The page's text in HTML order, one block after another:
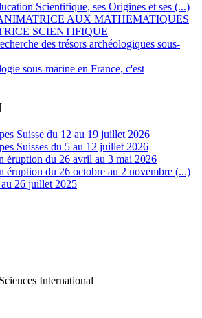
Scientifique, ses Origines et ses (...)
AUX MATHEMATIQUES
SCIENTIFIQUE
des trésors archéologiques sous-
sous-marine en France, c'est
Suisse du 12 au 19 juillet 2026
Suisses du 5 au 12 juillet 2026
éruption du 26 avril au 3 mai 2026
éruption du 26 octobre au 2 novembre (...)
26 juillet 2025
International